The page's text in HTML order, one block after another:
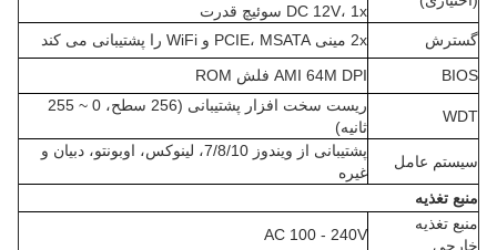
DC 12V، 1x سوئیچ قدرت
گسترش
2x مینی PCIE، MSATA و WiFi را پشتیبانی می کند
BIOS
AMI 64M DPI فلش ROM
WDT
ریست سخت افزار پشتیبانی (256 سطح، 0 ~ 255
ثانیه)
سیستم عامل
پشتیبانی از ویندوز 7/8/10، لینوکس، اوبونتو، دبیان و
غیره
منبع تغذیه
منبع تغذیه
خارجی
AC 100 - 240V